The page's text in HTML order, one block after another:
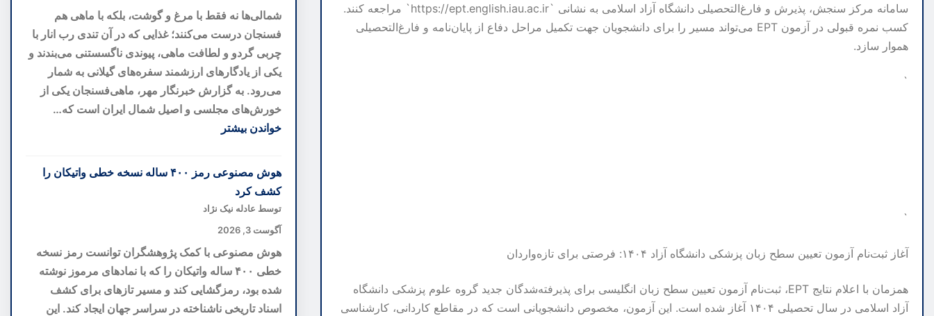
سامانه مرکز سنجش، پذیرش و فارغ‌التحصیلی دانشگاه آزاد اسلامی به نشانی `https://ept.english.iau.ac.ir` مراجعه کنند.
کسب نمره قبولی در آزمون EPT می‌تواند مسیر را برای دانشجویان جهت تکمیل مراحل دفاع از پایان‌نامه و فارغ‌التحصیلی
هموار سازد.
`
`
آغاز ثبت‌نام آزمون تعیین سطح زبان پزشکی دانشگاه آزاد ۱۴۰۴: فرصتی برای تازه‌واردان
همزمان با اعلام نتایج EPT، ثبت‌نام آزمون تعیین سطح زبان انگلیسی برای پذیرفته‌شدگان جدید گروه علوم پزشکی دانشگاه
آزاد اسلامی در سال تحصیلی ۱۴۰۴ آغاز شده است. این آزمون، مخصوص دانشجویانی است که در مقاطع کاردانی، کارشناسی
از
سنگ‌های
متحرک
تا
آبشار
خونین
که
آن‌ها
را
توضیح
داده
است
شمالی‌ها نه فقط با مرغ و گوشت، بلکه با ماهی هم
فسنجان درست می‌کنند؛ غذایی که در آن تندی رب انار با
چربی گردو و لطافت ماهی، پیوندی ناگسستنی می‌بندند و
یکی از یادگارهای ارزشمند سفره‌های گیلانی به شمار
می‌رود. به گزارش خبرنگار مهر، ماهی‌فسنجان یکی از
خورش‌های مجلسی و اصیل شمال ایران است که…
خواندن بیشتر
ماهی‌فسنجان،
نجوای
اصالت
در
شمالی
هوش مصنوعی رمز ۴۰۰ ساله نسخه خطی واتیکان را
کشف کرد
توسط عادله نیک نژاد
آگوست 3, 2026
هوش مصنوعی با کمک پژوهشگران توانست رمز نسخه
خطی ۴۰۰ ساله واتیکان را که با نمادهای مرموز نوشته
شده بود، رمزگشایی کند و مسیر تازهای برای کشف
اسناد تاریخی ناشناخته در سراسر جهان ایجاد کند. این